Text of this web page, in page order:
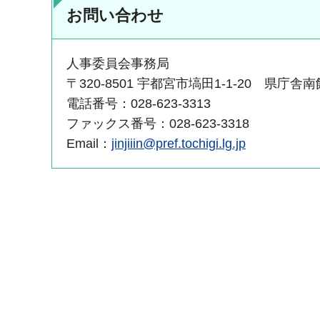
お問い合わせ
人事委員会事務局
〒320-8501 宇都宮市塙田1-1-20 県庁舎南
電話番号：028-623-3313
ファックス番号：028-623-3318
Email： jinjiiin@pref.tochigi.lg.jp